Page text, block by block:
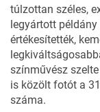
túlzottan széles,
legyártott
értékesítették,
színművész
is közölt fotót a
száma.